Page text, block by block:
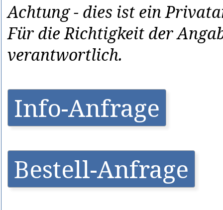
Achtung - dies ist ein
Für die Richtigkeit der
verantwortlich.
Info-Anfrage
Bestell-Anfrage